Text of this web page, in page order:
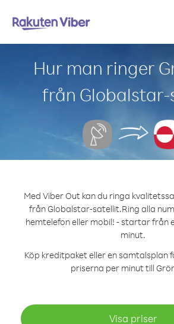
Hur man ringer
från
Med Viber Out kan du ringa
från Globalstar-satellit.Ring alla
hemtelefon eller mobil! - startar från
minut.
Köp kreditpaket eller en samtalsplan
priserna per minut till
Visa priser